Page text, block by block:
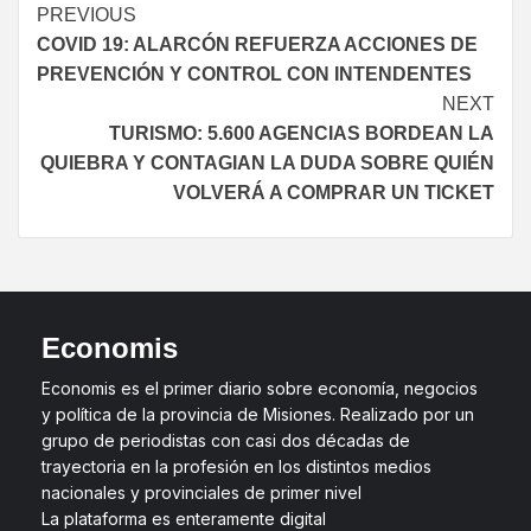
PREVIOUS
COVID 19: ALARCÓN REFUERZA ACCIONES DE
PREVENCIÓN Y CONTROL CON INTENDENTES
NEXT
TURISMO: 5.600 AGENCIAS BORDEAN LA
QUIEBRA Y CONTAGIAN LA DUDA SOBRE QUIÉN
VOLVERÁ A COMPRAR UN TICKET
Economis
Economis es el primer diario sobre economía, negocios
y política de la provincia de Misiones. Realizado por un
grupo de periodistas con casi dos décadas de
trayectoria en la profesión en los distintos medios
nacionales y provinciales de primer nivel
La plataforma es enteramente digital